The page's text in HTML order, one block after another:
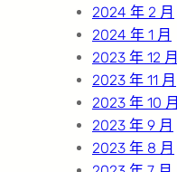
2024 年 2 月
2024 年 1 月
2023 年 12 月
2023 年 11 月
2023 年 10 月
2023 年 9 月
2023 年 8 月